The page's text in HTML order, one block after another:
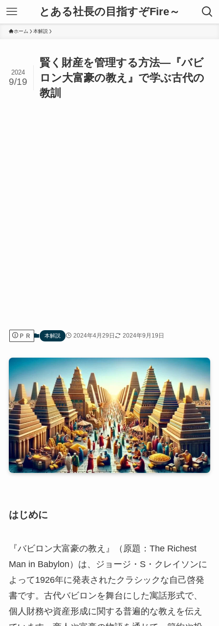
とある社長の目指すぞFire～
ホーム 本解説
賢く財産を管理する方法—『バビ
ロン大富豪の教え』で学ぶ古代の
教訓
2024
9/19
ＰＲ 本解説 2024年4月29日 2024年9月19日
はじめに
『バビロン大富豪の教え』（原題：The Richest
Man in Babylon）は、ジョージ・S・クレイソンに
よって1926年に発表されたクラシックな自己啓発
書です。古代バビロンを舞台にした寓話形式で、
個人財務や資産形成に関する普遍的な教えを伝え